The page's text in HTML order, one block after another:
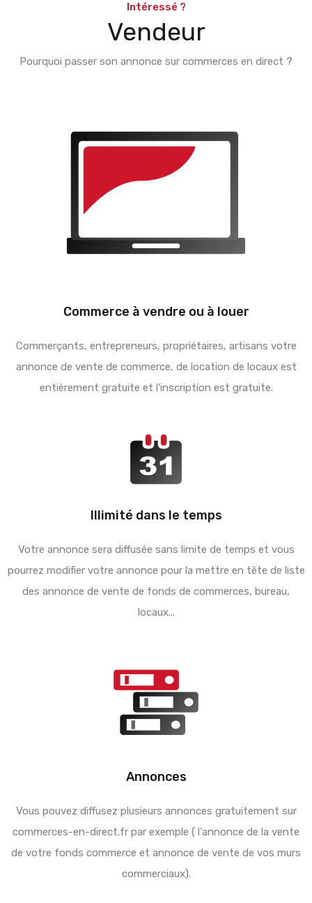
Intéressé ?
Vendeur
Pourquoi passer son annonce sur commerces en direct ?
Commerce à vendre ou à louer
Commerçants, entrepreneurs, propriétaires, artisans votre
annonce de vente de commerce, de location de locaux est
entièrement gratuite et l'inscription est gratuite.
Illimité dans le temps
Votre annonce sera diffusée sans limite de temps et vous
pourrez modifier votre annonce pour la mettre en tête de liste
des annonce de vente de fonds de commerces, bureau,
locaux...
Annonces
Vous pouvez diffusez plusieurs annonces gratuitement sur
commerces-en-direct.fr par exemple ( l'annonce de la vente
de votre fonds commerce et annonce de vente de vos murs
commerciaux).